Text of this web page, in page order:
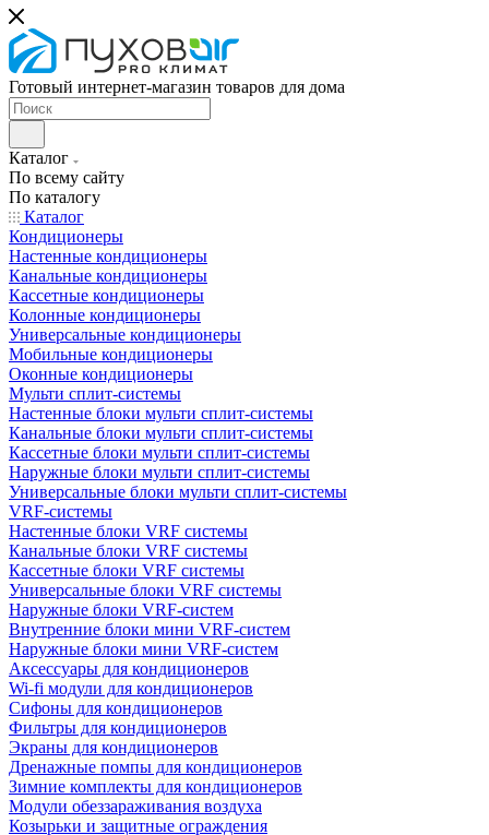
Готовый интернет-магазин товаров для дома
Каталог
По всему сайту
По каталогу
Каталог
Кондиционеры
Настенные кондиционеры
Канальные кондиционеры
Кассетные кондиционеры
Колонные кондиционеры
Универсальные кондиционеры
Мобильные кондиционеры
Оконные кондиционеры
Мульти сплит-системы
Настенные блоки мульти сплит-системы
Канальные блоки мульти сплит-системы
Кассетные блоки мульти сплит-системы
Наружные блоки мульти сплит-системы
Универсальные блоки мульти сплит-системы
VRF-системы
Настенные блоки VRF системы
Канальные блоки VRF системы
Кассетные блоки VRF системы
Универсальные блоки VRF системы
Наружные блоки VRF-систем
Внутренние блоки мини VRF-систем
Наружные блоки мини VRF-систем
Аксессуары для кондиционеров
Wi-fi модули для кондиционеров
Сифоны для кондиционеров
Фильтры для кондиционеров
Экраны для кондиционеров
Дренажные помпы для кондиционеров
Зимние комплекты для кондиционеров
Модули обеззараживания воздуха
Козырьки и защитные ограждения